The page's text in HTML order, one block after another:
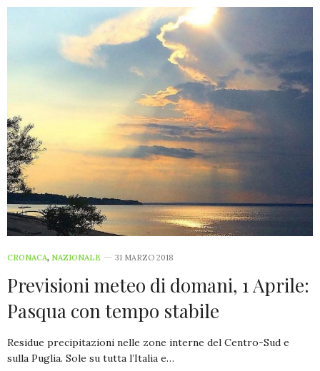
CRONACA, NAZIONALE 31 MARZO 2018
Previsioni meteo di domani, 1 Aprile:
Pasqua con tempo stabile
Residue precipitazioni nelle zone interne del Centro-Sud e
sulla Puglia. Sole su tutta l’Italia e…